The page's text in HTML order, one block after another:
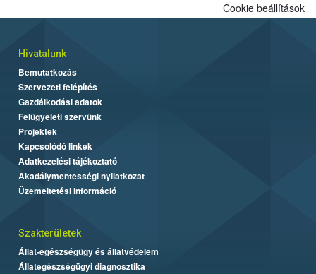
Cookie beállítások
Hivatalunk
Bemutatkozás
Szervezeti felépítés
Gazdálkodási adatok
Felügyeleti szervünk
Projektek
Kapcsolódó linkek
Adatkezelési tájékoztató
Akadálymentességi nyilatkozat
Üzemeltetési információ
Szakterületek
Állat-egészségügy és állatvédelem
Állategészségügyi diagnosztika